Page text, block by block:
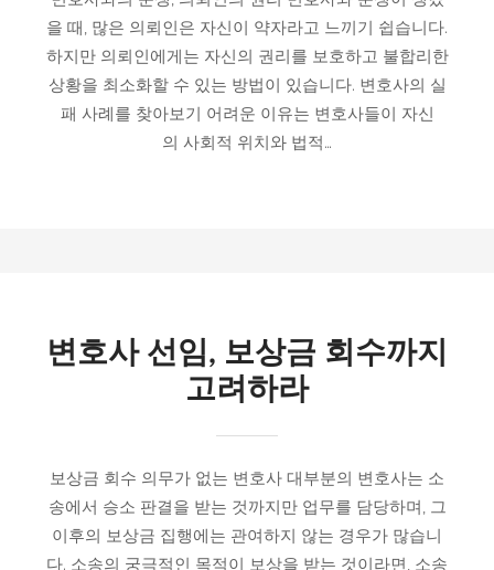
을 때, 많은 의뢰인은 자신이 약자라고 느끼기 쉽습니다.
하지만 의뢰인에게는 자신의 권리를 보호하고 불합리한
상황을 최소화할 수 있는 방법이 있습니다. 변호사의 실
패 사례를 찾아보기 어려운 이유는 변호사들이 자신
의 사회적 위치와 법적…
변호사 선임, 보상금 회수까지
고려하라
보상금 회수 의무가 없는 변호사 대부분의 변호사는 소
송에서 승소 판결을 받는 것까지만 업무를 담당하며, 그
이후의 보상금 집행에는 관여하지 않는 경우가 많습니
다. 소송의 궁극적인 목적이 보상을 받는 것이라면, 소송